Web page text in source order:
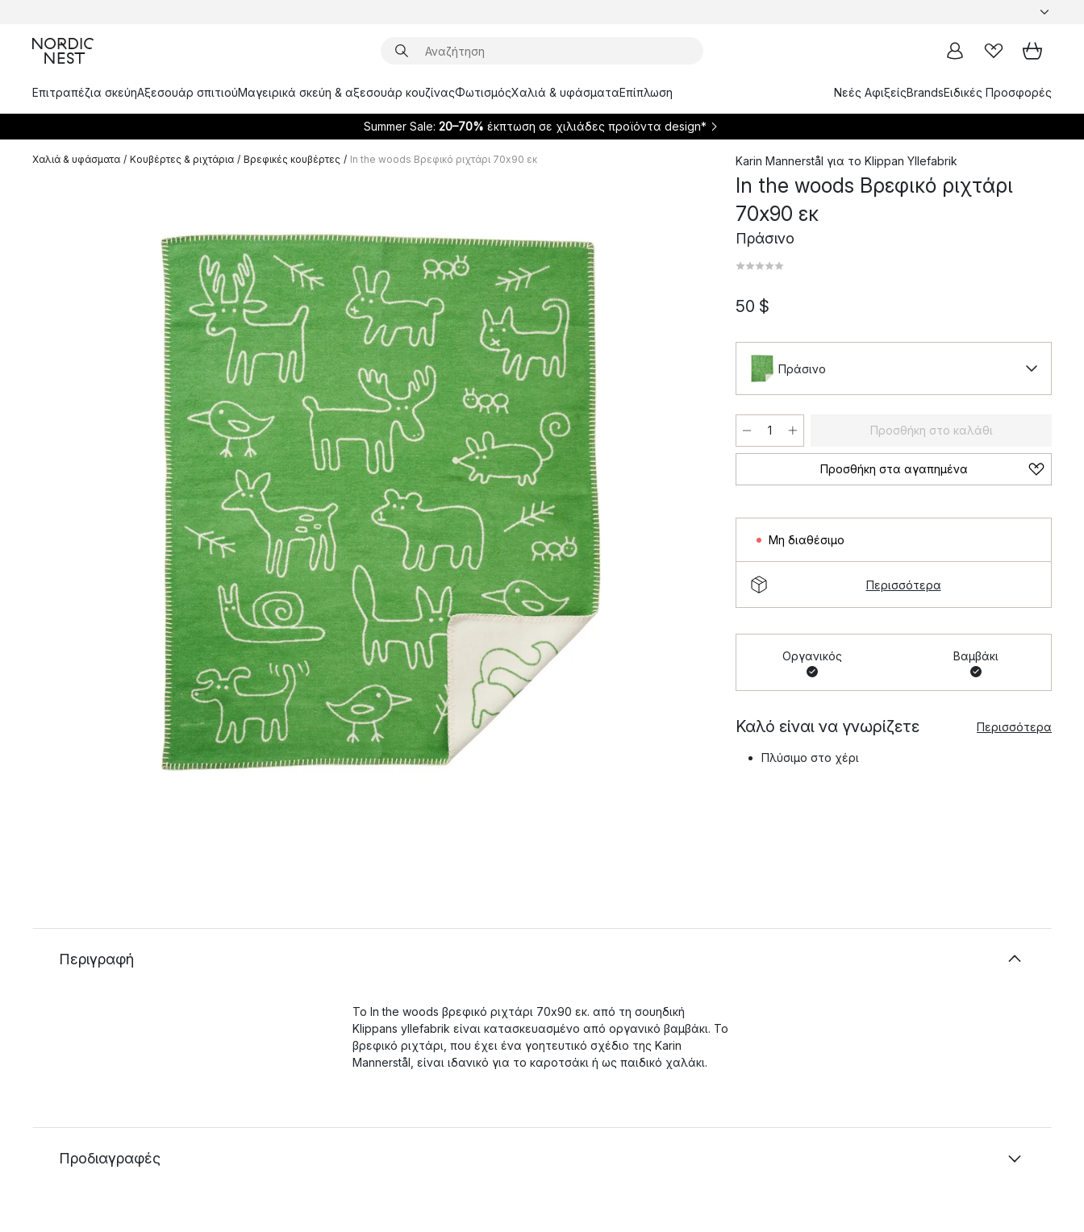
Επιτραπέζια σκεύηΑξεσουάρ σπιτιούΜαγειρικά σκεύη & αξεσουάρ κουζίναςΦωτισμόςΧαλιά & υφάσματαΕπίπλωση Νεές ΑφιξείςBrandsΕιδικές Προσφορές
Summer Sale: 20–70% έκπτωση σε χιλιάδες προϊόντα design*
Χαλιά & υφάσματα / Κουβέρτες & ριχτάρια / Βρεφικές κουβέρτες / In the woods Βρεφικό ριχτάρι 70x90 εκ Karin Mannerstål για το Klippan Yllefabrik
In the woods Βρεφικό ριχτάρι
70x90 εκ
Πράσινο
50 $
Πράσινο
Προσθήκη στο καλάθι
Προσθήκη στα αγαπημένα
Μη διαθέσιμο
Περισσότερα
Οργανικός Βαμβάκι
Καλό είναι να γνωρίζετε Περισσότερα
Πλύσιμο στο χέρι
Περιγραφή
Το In the woods βρεφικό ριχτάρι 70x90 εκ. από τη σουηδική
Klippans yllefabrik είναι κατασκευασμένο από οργανικό βαμβάκι. Το
βρεφικό ριχτάρι, που έχει ένα γοητευτικό σχέδιο της Karin
Mannerstål, είναι ιδανικό για το καροτσάκι ή ως παιδικό χαλάκι.
Προδιαγραφές